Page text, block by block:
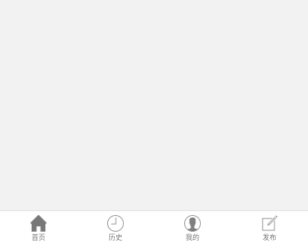
首页 历史 我的 发布